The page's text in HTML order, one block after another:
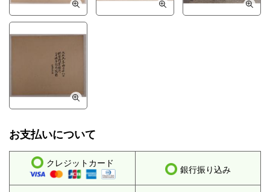
お支払いについて
クレジットカード
銀行振り込み